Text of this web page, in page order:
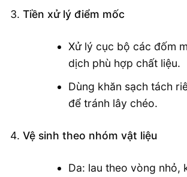
Tiền xử lý điểm mốc
Xử lý cục bộ các đốm
dịch phù hợp chất liệu.
Dùng khăn sạch tách
để tránh lây chéo.
Vệ sinh theo nhóm vật liệu
Da: lau theo vòng nhỏ,